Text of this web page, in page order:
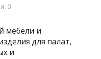
0
мебели и
для палат,
и